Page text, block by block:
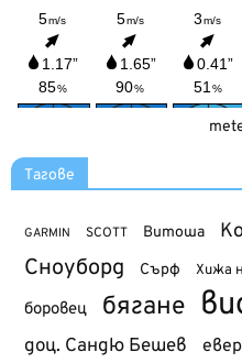
Тагове
GARMIN SCOTT Витоша
Сноуборд Сърф Хижа
боровец бягане
доц. Сандю Бешев